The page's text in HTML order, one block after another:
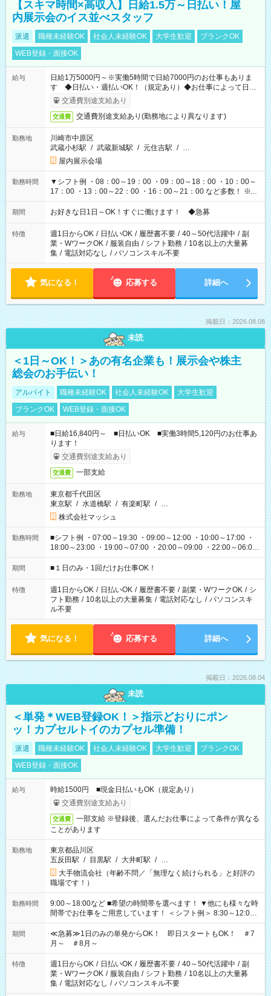
【スキマ時間×高収入】日給1.5万～日払い！屋
内展示会のイス並べスタッフ
派遣 職種未経験OK 社会人未経験OK 大学生歓迎
ブランクOK
WEB登録・面接OK
給与
日給1万5000円～※実働5時間で日給7000円のお仕事もありま
す ◆日払い・週払いOK！（規定あり）◆お仕事によって日給
も異なります
交通費別途支給あり
交通費 交通費別途支給あり(勤務地により異なります)
勤務地
川崎市中原区
武蔵小杉駅 / 武蔵新城駅 / 元住吉駅 / …
屋内展示会場
勤務時間
▼シフト例 ・08：00～19：00 ・09：00～18：00 ・10：00～
17：00 ・13：00～22：00 ・16：00～21：00 など多数！ ※お
仕事により勤務時間が異なります
期間 お好きな日1日～OK！すぐに働けます！ ◆急募
特徴 週1日からOK / 日払いOK / 履歴書不要 / 40～50代活躍中 / 副
業・WワークOK / 服装自由 / シフト勤務 / 10名以上の大量募
集 / 電話対応なし / パソコンスキル不要
気になる！ 応募する 詳細へ
掲載日：2026.08.08
未読
＜1日～OK！＞あの有名企業も！展示会や株主
総会のお手伝い！
アルバイト 職種未経験OK 社会人未経験OK
大学生歓迎
ブランクOK
WEB登録・面接OK
給与
■日給16,840円～ ■日払いOK ■実働3時間5,120円のお仕事あ
ります！
交通費別途支給あり
交通費 一部支給
勤務地
東京都千代田区
東京駅 / 水道橋駅 / 有楽町駅 / …
株式会社マッシュ
勤務時間
■シフト例 ・07:00～19:30 ・09:00～12:00 ・10:00～17:00 ・
18:00～23:00 ・19:00～07:00 ・20:00～09:00 ・22:00～06:00
etc ★最短で3時間で5,120円のお仕事から 15時間で2万円近く稼
げるお仕事も！ ご希望のお時間に合わせてご紹介！ ※シフトは
ください！
期間 ■１日のみ・1回だけお仕事OK！
特徴 週1日からOK / 日払いOK / 履歴書不要 / 副業・WワークOK / シ
フト勤務 / 10名以上の大量募集 / 電話対応なし / パソコンスキ
ル不要
気になる！ 応募する 詳細へ
掲載日：2026.08.04
未読
＜単発＊WEB登録OK！＞指示どおりにポン
ッ！カプセルトイのカプセル準備！
派遣 職種未経験OK 社会人未経験OK 大学生歓迎
ブランクOK
WEB登録・面接OK
給与
時給1500円 ■現金日払いもOK（規定あり）
交通費別途支給あり
交通費
一部支給 ※登録後、選んだお仕事によって条件が異なる
ことがあります
勤務地
東京都品川区
五反田駅 / 目黒駅 / 大井町駅 / …
大手物流会社（年齢不問／「無理なく続けられる」と好評の
職場です！）
勤務時間
9:00～18:00など ■希望の時間帯を選べます！ ▼他にも様々な時
間帯でお仕事をご用意しています！ ＜シフト例＞ 8:30～12:00
17:00～22:00 13:00～22:00 22:00～翌6:00 など
期間
≪急募≫1日のみの単発からOK！ 即日スタートもOK！ ＃7
月～ ＃8月～
特徴 週1日からOK / 日払いOK / 履歴書不要 / 40～50代活躍中 / 副
業・WワークOK / 服装自由 / シフト勤務 / 10名以上の大量募
集 / 電話対応なし / パソコンスキル不要